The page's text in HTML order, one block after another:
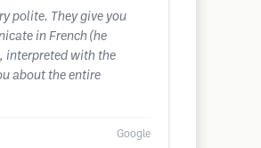
polite. They give you
in French (he
interpreted with the
about the entire
Google